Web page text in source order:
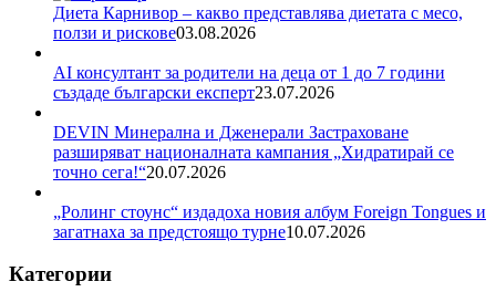
Диета Карнивор – какво представлява диетата с месо,
ползи и рискове03.08.2026
AI консултант за родители на деца от 1 до 7 години
създаде български експерт23.07.2026
DEVIN Минерална и Дженерали Застраховане
разширяват националната кампания „Хидратирай се
точно сега!“20.07.2026
„Ролинг стоунс“ издадоха новия албум Foreign Tongues и
загатнаха за предстоящо турне10.07.2026
Категории